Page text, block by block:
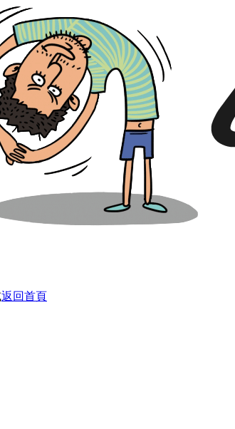
返回首頁